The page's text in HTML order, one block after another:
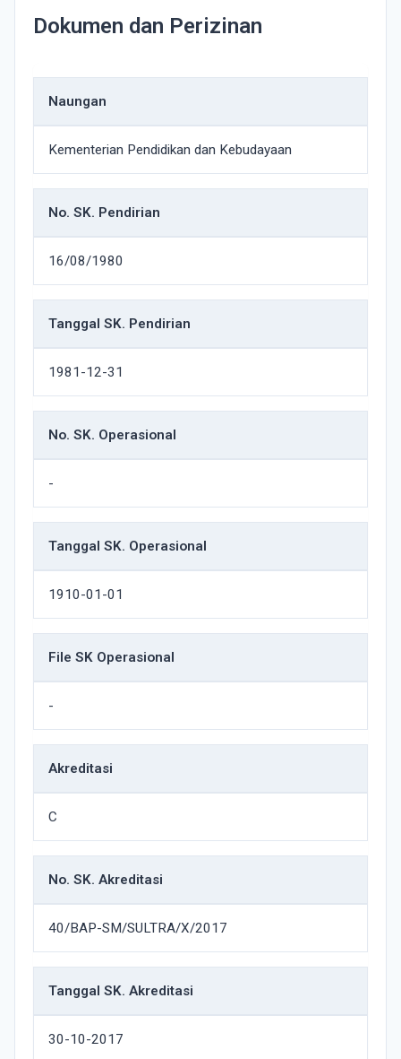
Dokumen dan Perizinan
Naungan
Kementerian Pendidikan dan Kebudayaan
No. SK. Pendirian
16/08/1980
Tanggal SK. Pendirian
1981-12-31
No. SK. Operasional
-
Tanggal SK. Operasional
1910-01-01
File SK Operasional
-
Akreditasi
C
No. SK. Akreditasi
40/BAP-SM/SULTRA/X/2017
Tanggal SK. Akreditasi
30-10-2017